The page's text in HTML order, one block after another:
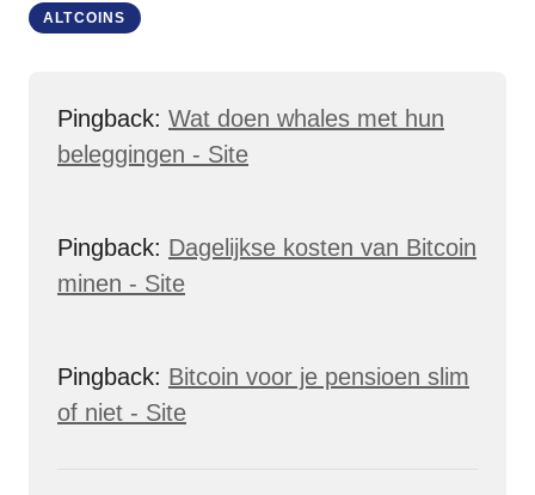
ALTCOINS
Pingback: Wat doen whales met hun
beleggingen - Site
Pingback: Dagelijkse kosten van Bitcoin
minen - Site
Pingback: Bitcoin voor je pensioen slim
of niet - Site